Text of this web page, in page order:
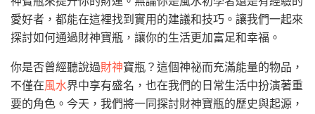
愛好者，都能在這裡找到實用的建議和技巧。讓我們一起來
探討如何通過財神寶瓶，讓你的生活更加富足和幸福。
你是否曾經聽說過財神寶瓶？這個神祕而充滿能量的物品，
不僅在風水界中享有盛名，也在我們的日常生活中扮演著重
要的角色。今天，我們將一同探討財神寶瓶的歷史與起源，